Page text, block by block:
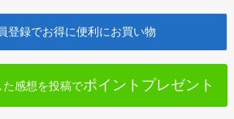
へ
登録でお得に便利にお買い物
感想を投稿でポイントプレゼント